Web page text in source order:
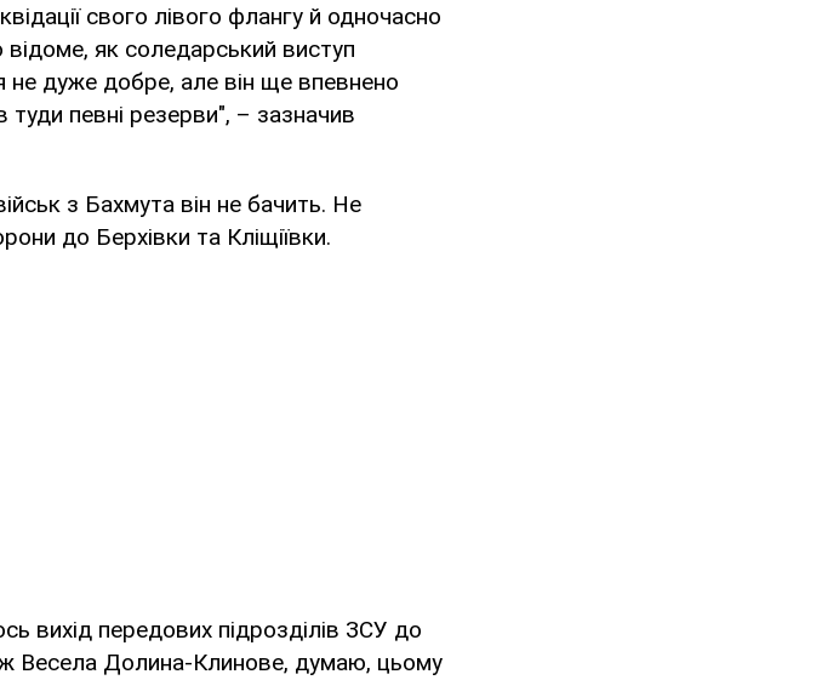
свого лівого флангу й одночасно
як соледарський виступ
не дуже добре, але він ще впевнено
туди певні резерви", – зазначив
з Бахмута він не бачить. Не
до Берхівки та Кліщіївки.
вихід передових підрозділів ЗСУ до
Весела Долина-Клинове, думаю, цьому